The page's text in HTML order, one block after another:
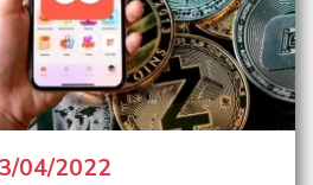
04/2022